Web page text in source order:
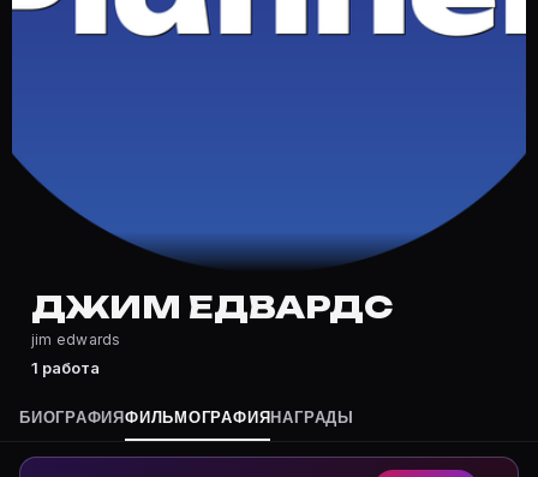
Где снимался Джим Едвардс?
Джим Едвардс — актёр. Биография и роли на
Где открыть фильмографию Джим Едвардс?
На Movie Planner: https://movie-planner.ru/s/
ДЖИМ ЕДВАРДС
jim edwards
1 работа
БИОГРАФИЯФИЛЬМОГРАФИЯ НАГРАДЫ